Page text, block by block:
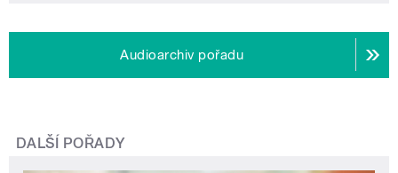
Audioarchiv pořadu
DALŠÍ POŘADY